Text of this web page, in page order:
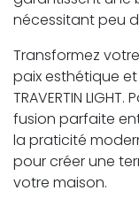
nécessitant peu
Transformez
paix esthétique
TRAVERTIN
fusion parfaite
la praticité
pour créer une
votre maison.